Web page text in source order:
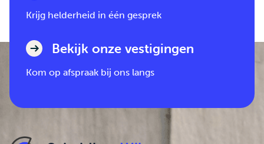
Krijg helderheid in één gesprek
Bekijk onze vestigingen
Kom op afspraak bij ons langs